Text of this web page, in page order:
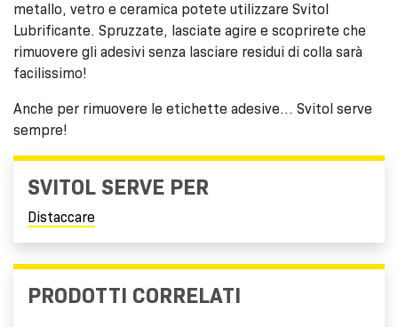
metallo, vetro e ceramica potete utilizzare Svitol
Lubrificante. Spruzzate, lasciate agire e scoprirete che
rimuovere gli adesivi senza lasciare residui di colla sarà
facilissimo!
Anche per rimuovere le etichette adesive… Svitol serve
sempre!
SVITOL SERVE PER
Distaccare
PRODOTTI CORRELATI